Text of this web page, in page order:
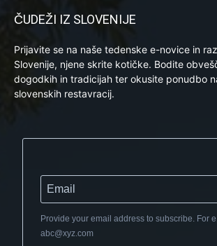
ČUDEŽI IZ SLOVENIJE
Prijavite se na naše tedenske e-novice in
Slovenije, njene skrite kotičke. Bodite
dogodkih in tradicijah ter okusite ponudbo
slovenskih restavracij.
Provide your email address to subscribe. For
abc@xyz.com